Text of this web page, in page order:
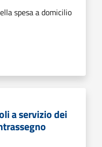
spesa a domicilio
a servizio dei